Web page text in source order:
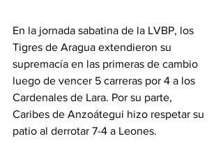
En la jornada sabatina de la LVBP, los
Tigres de Aragua extendieron su
supremacía en las primeras de cambio
luego de vencer 5 carreras por 4 a los
Cardenales de Lara. Por su parte,
Caribes de Anzoátegui hizo respetar su
patio al derrotar 7-4 a Leones.